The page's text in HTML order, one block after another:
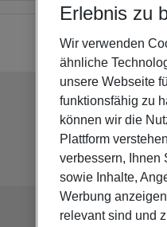
Erlebnis zu
Wir verwenden
ähnliche
unsere Webseite
funktionsfähig zu
können wir die
Plattform
verbessern, Ihnen
sowie Inhalte,
Werbung
relevant sind und